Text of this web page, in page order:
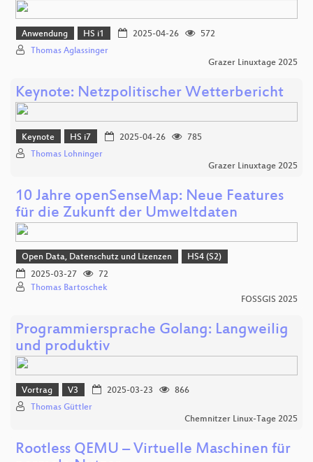
Anwendung HS i1 2025-04-26
572
Thomas Aglassinger
Grazer Linuxtage 2025
Keynote: Netzpolitischer Wetterbericht
Keynote HS i7 2025-04-26
785
Thomas Lohninger
Grazer Linuxtage 2025
10 Jahre openSenseMap: Neue Features
für die Zukunft der Umweltdaten
Open Data, Datenschutz und Lizenzen
HS4 (S2)
2025-03-27
72
Thomas Bartoschek
FOSSGIS 2025
Programmiersprache Golang: Langweilig
und produktiv
Vortrag V3 2025-03-23
866
Thomas Güttler
Chemnitzer Linux-Tage 2025
Rootless QEMU – Virtuelle Maschinen für